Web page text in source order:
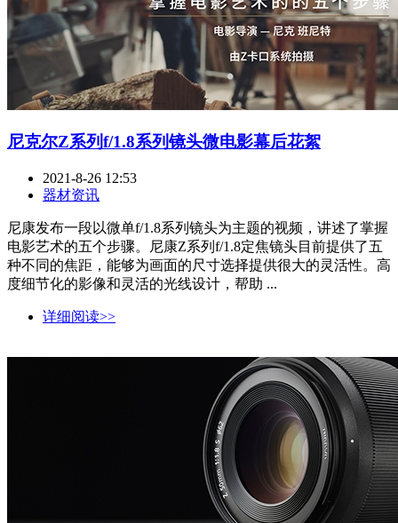
尼克尔Z系列f/1.8系列镜头微电影幕后花絮
2021-8-26 12:53
器材资讯
尼康发布一段以微单f/1.8系列镜头为主题的视频，讲述了掌握
电影艺术的五个步骤。尼康Z系列f/1.8定焦镜头目前提供了五
种不同的焦距，能够为画面的尺寸选择提供很大的灵活性。高
度细节化的影像和灵活的光线设计，帮助 ...
详细阅读>>